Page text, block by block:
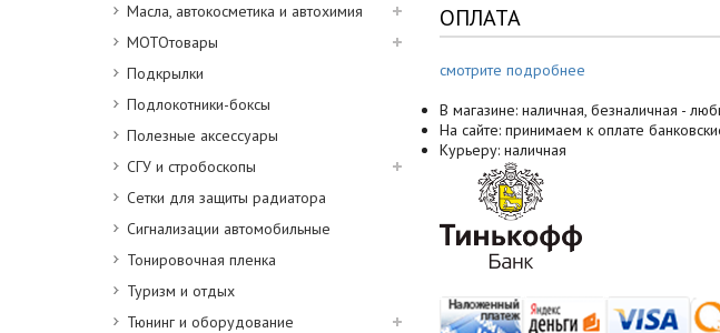
Масла, автокосметика и автохимия
МОТОтовары
Подкрылки
Подлокотники-боксы
Полезные аксессуары
СГУ и стробоскопы
Сетки для защиты радиатора
Сигнализации автомобильные
Тонировочная пленка
Туризм и отдых
Тюнинг и оборудование
ОПЛАТА
смотрите подробнее
В магазине: наличная, безналичная -
На сайте: принимаем к оплате
Курьеру: наличная